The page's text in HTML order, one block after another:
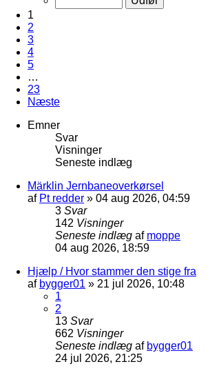
1
2
3
4
5
…
23
Næste
Emner
Svar
Visninger
Seneste indlæg
Märklin Jernbaneoverkørsel
af Pt redder » 04 aug 2026, 04:59
3 Svar
142 Visninger
Seneste indlæg af moppe
04 aug 2026, 18:59
Hjælp / Hvor stammer den stige fra
af bygger01 » 21 jul 2026, 10:48
1
2
13 Svar
662 Visninger
Seneste indlæg af bygger01
24 jul 2026, 21:25